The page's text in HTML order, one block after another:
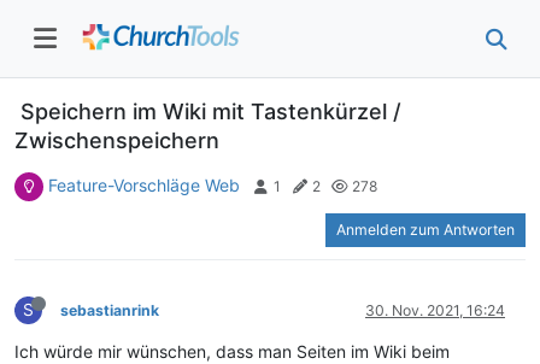
Speichern im Wiki mit Tastenkürzel /
Zwischenspeichern
Feature-Vorschläge Web 1 2 278
Anmelden zum Antworten
S sebastianrink 30. Nov. 2021, 16:24
Ich würde mir wünschen, dass man Seiten im Wiki beim